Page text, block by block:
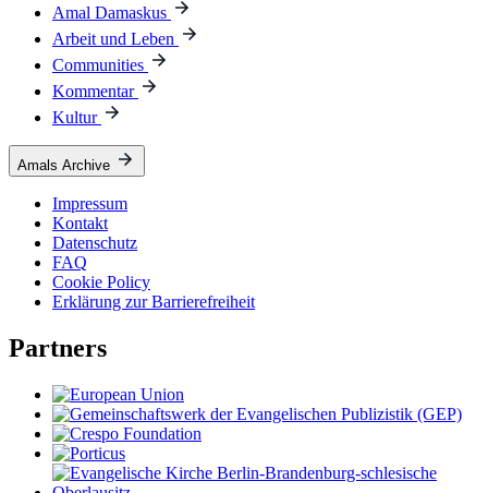
Amal Damaskus
Arbeit und Leben
Communities
Kommentar
Kultur
Amals Archive
Impressum
Kontakt
Datenschutz
FAQ
Cookie Policy
Erklärung zur Barrierefreiheit
Partners